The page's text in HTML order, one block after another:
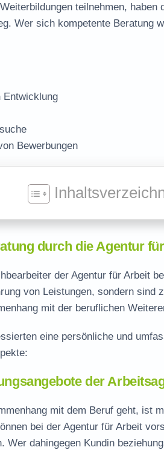
teilnehmen,
Wer sich kompetente Beratung
Entwicklung
Bewerbungen
durch die Agentur
der Agentur für Arbeit
von Leistungen, sondern sind
mit der beruflichen
eine persönliche und
der
mit dem Beruf geht, ist
bei der Agentur für Arbeit
Wer dahingegen Kundin